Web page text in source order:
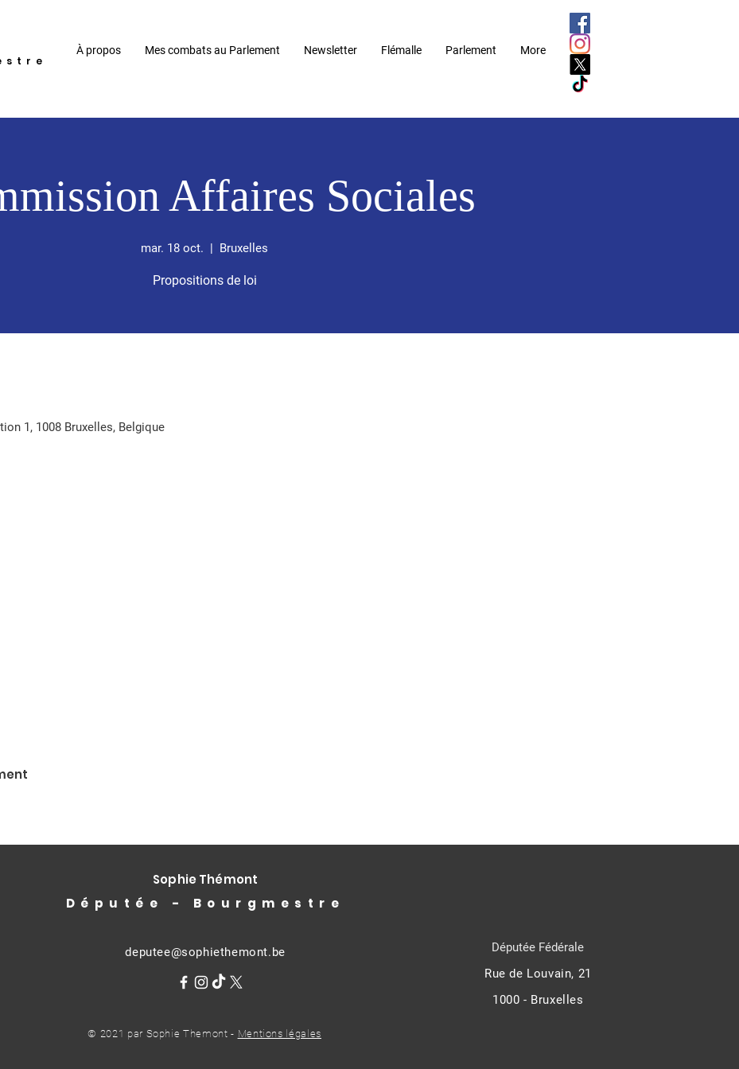
À propos Mes combats au Parlement Newsletter Flémalle Parlement More
Affaires Sociales
mar. 18 oct. Bruxelles
Propositions de loi
1, 1008 Bruxelles, Belgique
Sophie Thémont
Députée - Bourgmestre
deputee@sophiethemont.be
© 2021 par Sophie Themont - Mentions légales
Députée Fédérale
Rue de Louvain, 21
1000 - Bruxelles